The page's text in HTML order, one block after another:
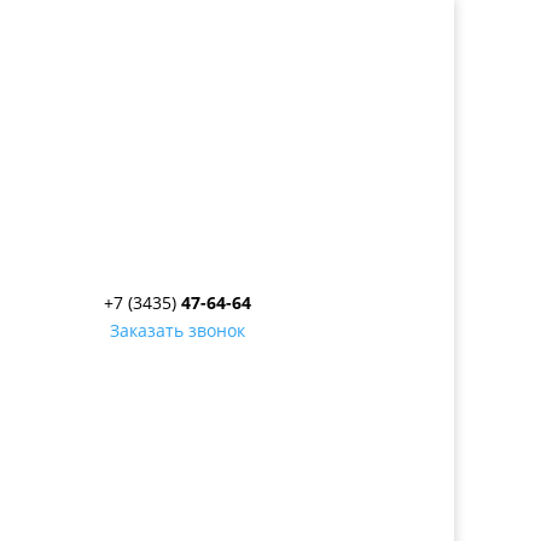
+7 (3435) 47-64-64
Заказать звонок